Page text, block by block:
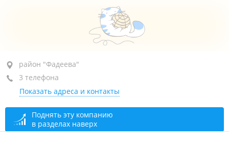
район "Фадеева", ул. Фадеева, 53
+7 (423) 229-35-22
+7 (423) 229-13-48
+7 902 559-85-64
закрыто, откроется в 08:30
район "Фадеева"
3 телефона
Показать адреса и контакты
Поднять эту компанию
в разделах наверх